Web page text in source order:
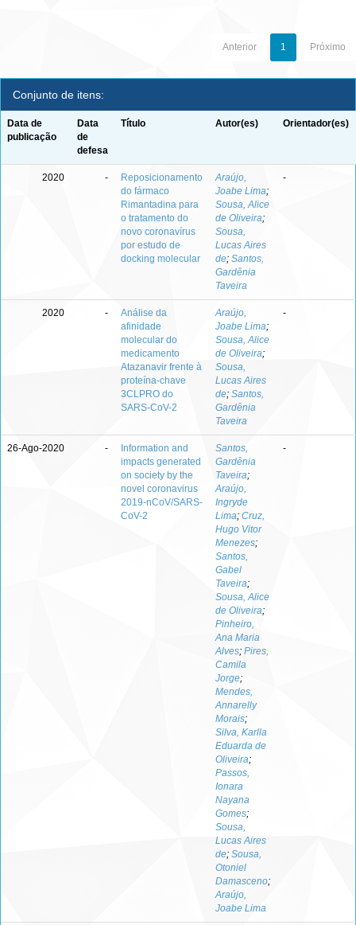
Anterior 1 Próximo
Conjunto de itens:
Data de
publicação
Data
de
defesa
Título Autor(es) Orientador(es)
2020 -
Reposicionamento
do fármaco
Rimantadina para
o tratamento do
novo coronavírus
por estudo de
docking molecular
Araújo,
Joabe Lima;
Sousa, Alice
de Oliveira;
Sousa,
Lucas Aires
de; Santos,
Gardênia
Taveira
-
2020 -
Análise da
afinidade
molecular do
medicamento
Atazanavir frente à
proteína-chave
3CLPRO do
SARS-CoV-2
Araújo,
Joabe Lima;
Sousa, Alice
de Oliveira;
Sousa,
Lucas Aires
de; Santos,
Gardênia
Taveira
-
26-Ago-2020 -
Information and
impacts generated
on society by the
novel coronavirus
2019-nCoV/SARS-
CoV-2
Santos,
Gardênia
Taveira;
Araújo,
Ingryde
Lima; Cruz,
Hugo Vitor
Menezes;
Santos,
Gabel
Taveira;
Sousa, Alice
de Oliveira;
Pinheiro,
Ana Maria
Alves; Pires,
Camila
Jorge;
Mendes,
Annarelly
Morais;
Silva, Karlla
Eduarda de
Oliveira;
Passos,
Ionara
Nayana
Gomes;
Sousa,
Lucas Aires
de; Sousa,
Otoniel
Damasceno;
Araújo,
Joabe Lima
-